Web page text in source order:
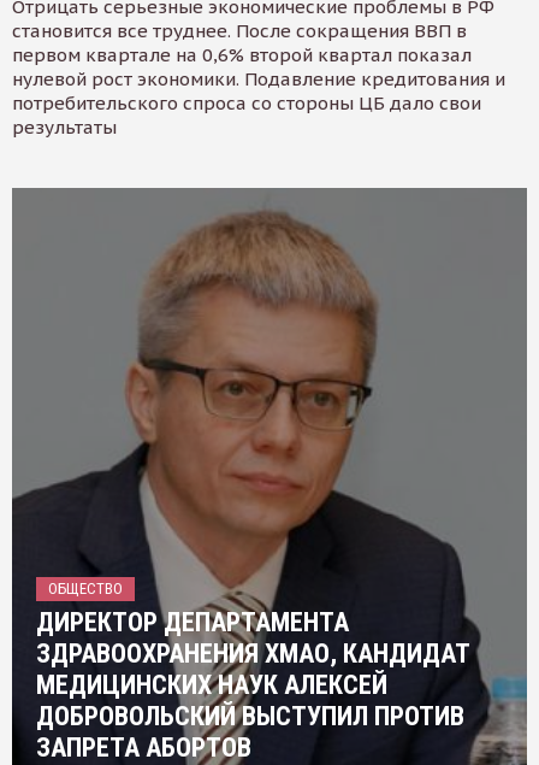
Отрицать серьезные экономические проблемы в РФ
становится все труднее. После сокращения ВВП в
первом квартале на 0,6% второй квартал показал
нулевой рост экономики. Подавление кредитования и
потребительского спроса со стороны ЦБ дало свои
результаты
ОБЩЕСТВО
ДИРЕКТОР ДЕПАРТАМЕНТА
ЗДРАВООХРАНЕНИЯ ХМАО, КАНДИДАТ
МЕДИЦИНСКИХ НАУК АЛЕКСЕЙ
ДОБРОВОЛЬСКИЙ ВЫСТУПИЛ ПРОТИВ
ЗАПРЕТА АБОРТОВ